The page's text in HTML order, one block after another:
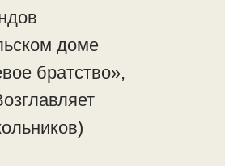
доме
братство»,